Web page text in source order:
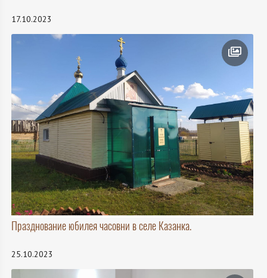
17.10.2023
Празднование юбилея часовни в селе Казанка.
25.10.2023